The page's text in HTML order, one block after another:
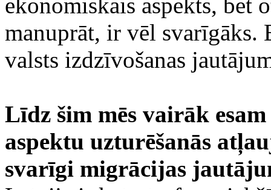
manuprāt, ir vēl svarīgāks.
valsts izdzīvošanas
Līdz šim mēs vairāk
aspektu uzturēšanās
svarīgi migrācijas